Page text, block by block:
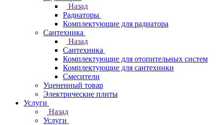
Назад
Радиаторы
Комплектующие для радиатора
Сантехника
Назад
Сантехника
Комплектующие для отопительных систем
Комплектующие для сантехники
Смесители
Уцененный товар
Электрические плиты
Услуги
Назад
Услуги